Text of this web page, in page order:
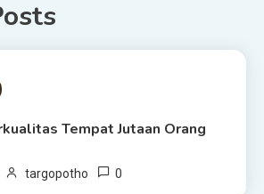
Tempat Jutaan Orang
targopotho 0